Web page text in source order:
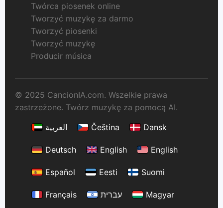
Twórca piosenek online
Tworzyć muzykę za darmo
Tworzyć piosenki
Tworzyć muzykę
Producir música
© 2025 CancionIA.com. Wszelkie prawa
zastrzeżone. Twórz muzykę za pomocą AI.
العربية
Čeština Dansk
Deutsch English English
Español Eesti Suomi
Français עברית Magyar